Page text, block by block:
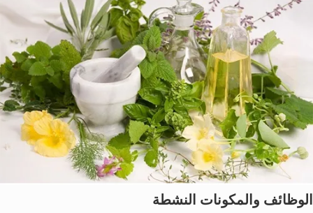
الوظائف والمكونات النشطة